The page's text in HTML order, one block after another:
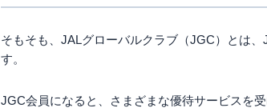
そもそも、JALグローバルクラブ（JGC）とは
す。
JGC会員になると、さまざまな優待サービスを